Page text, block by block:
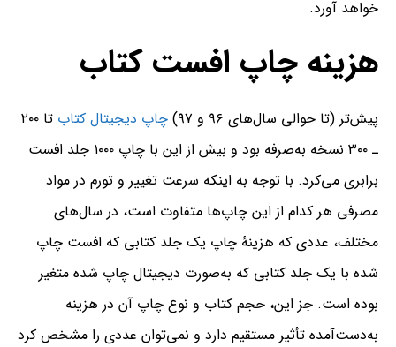
خواهد آورد.
هزینه چاپ افست کتاب
پیش‌تر (تا حوالی سال‌های ۹۶ و ۹۷) چاپ دیجیتال کتاب
تا ۲۰۰
ـ ۳۰۰ نسخه به‌صرفه بود و بیش از این با چاپ ۱۰۰۰ جلد افست
برابری می‌کرد. با توجه به اینکه سرعت تغییر و تورم در مواد
مصرفی هر کدام از این چاپ‌ها متفاوت است، در سال‌های
مختلف،‌ عددی که هزینهٔ چاپ یک جلد کتابی که افست چاپ
شده با یک جلد کتابی که به‌صورت دیجیتال چاپ شده متغیر
بوده است. جز این، حجم کتاب و نوع چاپ آن در هزینه
به‌دست‌آمده تأثیر مستقیم دارد و نمی‌توان عددی را مشخص کرد